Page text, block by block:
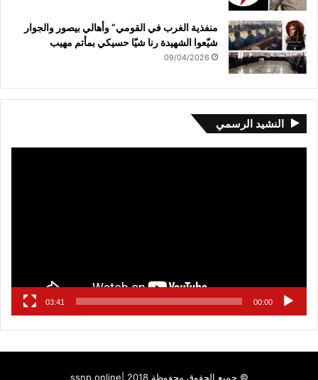
منفذية الغرب في القومي” وأهالي بيصور والجوار
شيّعوا الشهيدة رنا شيّا حسيكي بمأتم مهيب
09/04/2026
النشيد الرسمي
00:00
03:41
© جميع الحقوق محفوظة 2018 | ssnp.online